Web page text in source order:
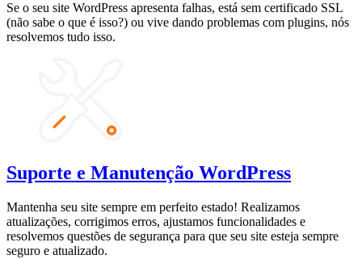
Se o seu site WordPress apresenta falhas, está sem certificado SSL
(não sabe o que é isso?) ou vive dando problemas com plugins, nós
resolvemos tudo isso.
Suporte e Manutenção WordPress
Mantenha seu site sempre em perfeito estado! Realizamos
atualizações, corrigimos erros, ajustamos funcionalidades e
resolvemos questões de segurança para que seu site esteja sempre
seguro e atualizado.